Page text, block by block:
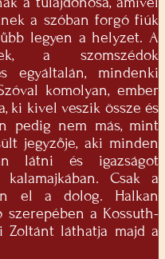
a szóban forgó fiúk
legyen a helyzet. A
a szomszédok
egyáltalán, mindenki
komolyan, ember
ki kivel veszik össze és
pedig nem más, mint
jegyzője, aki minden
látni és igazságot
Csak a
el a dolog. Halkan
szerepében a Kossuth-
Zoltánt láthatja majd a